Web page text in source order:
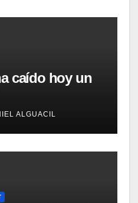
caído hoy un
ALGUACIL